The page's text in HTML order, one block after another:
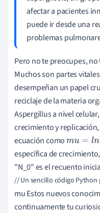
afectar a pacientes
puede ir desde una
problemas
Pero no te preocupes,
Muchos son partes
desempeñan un papel
reciclaje de la materia
Aspergillus a nivel
crecimiento y
ecuación comomu= ln( N/
específica de
"N_0" es el recuento
// Un sencillo código Python
mu Estos nuevos
continuamente tu